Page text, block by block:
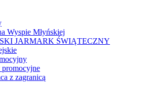
Wyspie Młyńskiej
JARMARK ŚWIĄTECZNY
promocyjne
z zagranicą